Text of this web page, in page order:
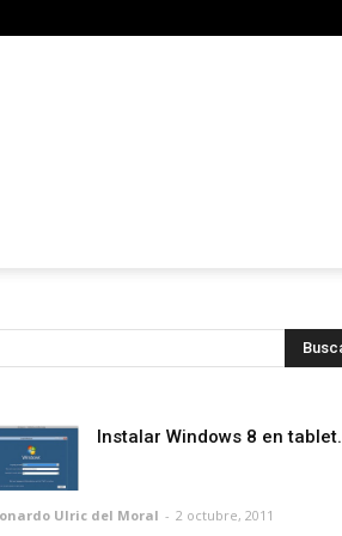
Instalar Windows 8 en tablet.
Ulric del Moral - 2 octubre, 2011